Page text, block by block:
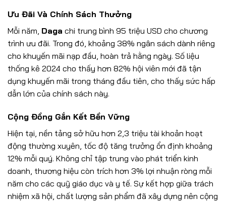
Ưu Đãi Và Chính Sách Thưởng
Mỗi năm, Daga chi trung bình 95 triệu USD cho chương
trình ưu đãi. Trong đó, khoảng 38% ngân sách dành riêng
cho khuyến mãi nạp đầu, hoàn trả hằng ngày. Số liệu
thống kê 2024 cho thấy hơn 82% hội viên mới đã tận
dụng khuyến mãi trong tháng đầu tiên, cho thấy sức hấp
dẫn lớn của chính sách này.
Cộng Đồng Gắn Kết Bền Vững
Hiện tại, nền tảng sở hữu hơn 2,3 triệu tài khoản hoạt
động thường xuyên, tốc độ tăng trưởng ổn định khoảng
12% mỗi quý. Không chỉ tập trung vào phát triển kinh
doanh, thương hiệu còn trích hơn 3% lợi nhuận ròng mỗi
năm cho các quỹ giáo dục và y tế. Sự kết hợp giữa trách
nhiệm xã hội, chất lượng sản phẩm đã xây dựng nên cộng